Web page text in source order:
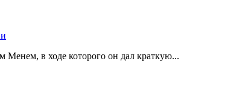
в ходе которого он дал краткую...